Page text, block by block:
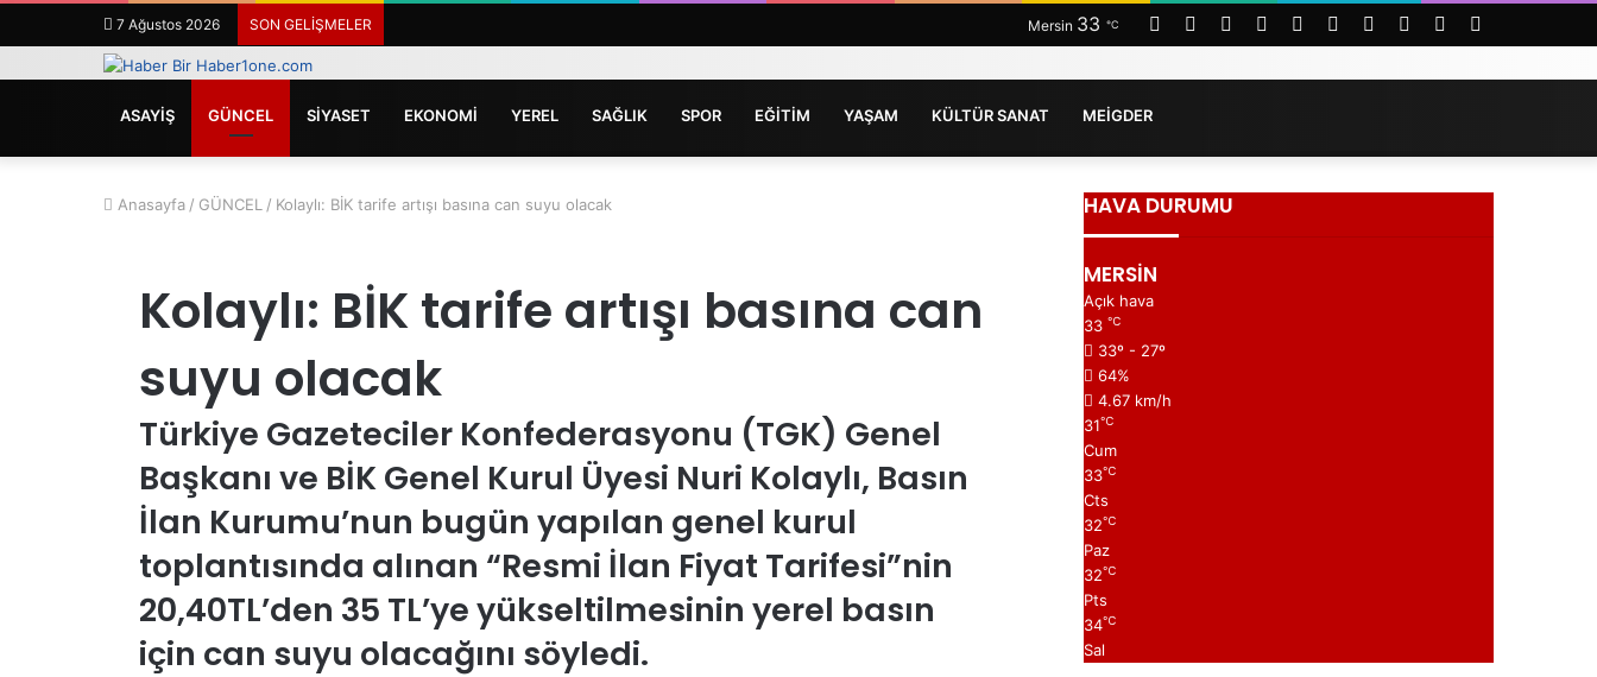
7 Ağustos 2026 SON GELİŞMELER
Kayıt
WhatsApp
Telegram
Instagram
YouTube
LinkedIn
Twitter
Facebook
RSS
Mersin 33 ℃
ANASAYFA
ASAYİŞ GÜNCEL SİYASET EKONOMİ YEREL SAĞLIK SPOR EĞİTİM YAŞAM KÜLTÜR SANAT MEİGDER
Anasayfa / GÜNCEL / Kolaylı: BİK tarife artışı basına can suyu olacak
Kolaylı: BİK tarife artışı basına can
suyu olacak
Türkiye Gazeteciler Konfederasyonu (TGK) Genel
Başkanı ve BİK Genel Kurul Üyesi Nuri Kolaylı, Basın
İlan Kurumu’nun bugün yapılan genel kurul
toplantısında alınan “Resmi İlan Fiyat Tarifesi”nin
20,40TL’den 35 TL’ye yükseltilmesinin yerel basın
için can suyu olacağını söyledi.
HAVA DURUMU
MERSİN
Açık hava
33℃
33º - 27º
64%
4.67 km/h
31℃
Cum
33℃
Cts
32℃
Paz
32℃
Pts
34℃
Sal